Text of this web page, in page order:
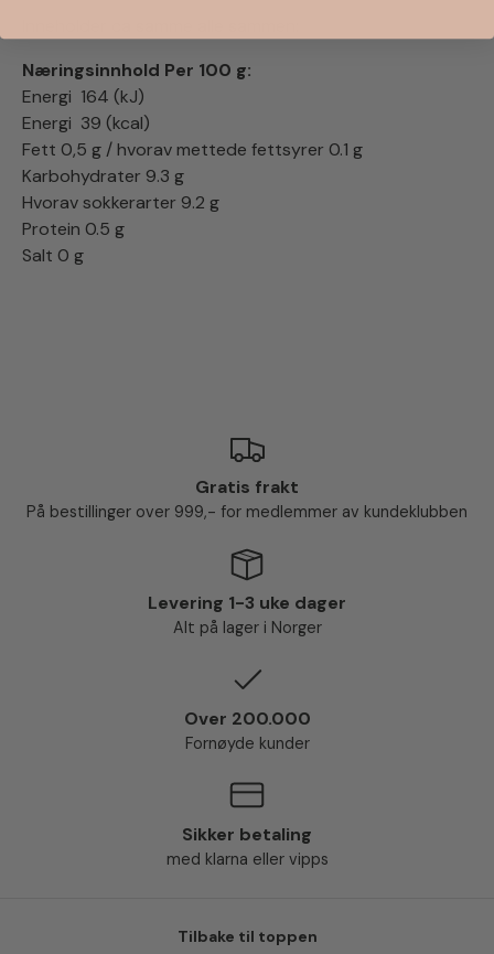
Næringsinnhold Per 100 g:
Energi 164 (kJ)
Energi 39 (kcal)
Fett 0,5 g / hvorav mettede fettsyrer 0.1 g
Karbohydrater 9.3 g
Hvorav sokkerarter 9.2 g
Protein 0.5 g
Salt 0 g
Gratis frakt
På bestillinger over 999,- for medlemmer av kundeklubben
Levering 1-3 uke dager
Alt på lager i Norger
Over 200.000
Fornøyde kunder
Sikker betaling
med klarna eller vipps
Tilbake til toppen